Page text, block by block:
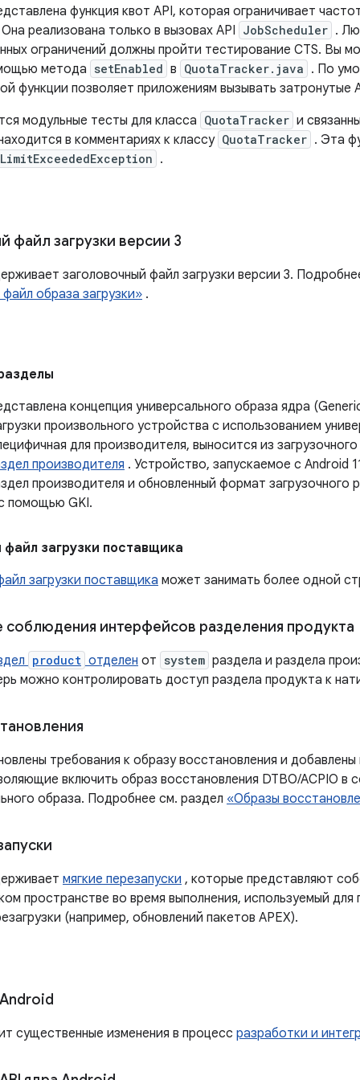
​​функция квот API, которая ограничивает
реализована только в вызовах API JobScheduler .
ограничений должны пройти тестирование CTS. Вы
метода setEnabled в QuotaTracker.java . По
функции позволяет приложениям вызывать затронутые
модульные тесты для класса QuotaTracker и
в комментариях к классу QuotaTracker . Эта
LimitExceededException .
файл загрузки версии 3
заголовочный файл загрузки версии 3.
образа загрузки» .
​​концепция универсального образа ядра
произвольного устройства с использованием
для производителя, выносится из
производителя . Устройство, запускаемое с Android
производителя и обновленный формат загрузочного
помощью GKI.
файл загрузки поставщика
загрузки поставщика может занимать более одной
соблюдения интерфейсов разделения продукта
product отделен от system раздела и раздела
можно контролировать доступ раздела продукта к
требования к образу восстановления и
включить образ восстановления DTBO/ACPIO в
образа. Подробнее см. раздел «Образы
мягкие перезапуски , которые представляют
пространстве во время выполнения, используемый для
(например, обновлений пакетов APEX).
существенные изменения в процесс разработки и